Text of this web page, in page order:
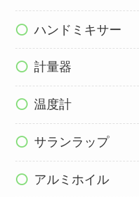
ハンドミキサー
計量器
温度計
サランラップ
アルミホイル